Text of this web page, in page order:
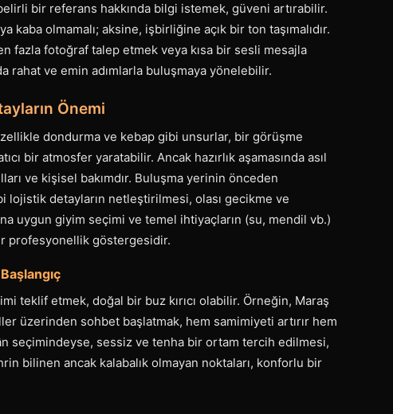
bir referans hakkında bilgi istemek, güveni artırabilir.
kaba olmamalı; aksine, işbirliğine açık bir ton taşımalıdır.
fazla fotoğraf talep etmek veya kısa bir sesli mesajla
rahat ve emin adımlarla buluşmaya yönelebilir.
Önemi
dondurma ve kebap gibi unsurlar, bir görüşme
bir atmosfer yaratabilir. Ancak hazırlık aşamasında asıl
ve kişisel bakımdır. Buluşma yerinin önceden
detayların netleştirilmesi, olası gecikme ve
uygun giyim seçimi ve temel ihtiyaçların (su, mendil vb.)
profesyonellik göstergesidir.
teklif etmek, doğal bir buz kırıcı olabilir. Örneğin, Maraş
üzerinden sohbet başlatmak, hem samimiyeti artırır hem
seçimindeyse, sessiz ve tenha bir ortam tercih edilmesi,
bilinen ancak kalabalık olmayan noktaları, konforlu bir